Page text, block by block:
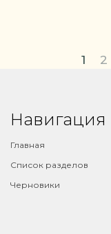
1 2
Навигация
Главная
Список разделов
Черновики